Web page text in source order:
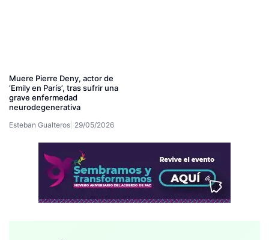
Muere Pierre Deny, actor de
‘Emily en París’, tras sufrir una
grave enfermedad
neurodegenerativa
Esteban Gualteros 29/05/2026